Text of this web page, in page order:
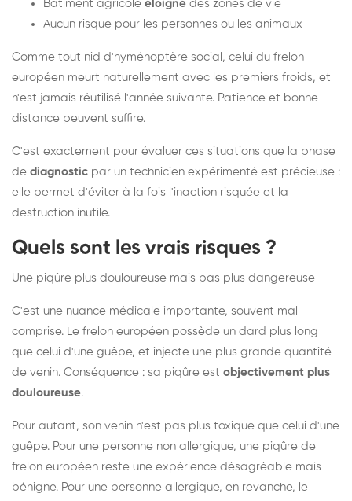
Bâtiment agricole éloigné des zones de vie
Aucun risque pour les personnes ou les animaux
Comme tout nid d'hyménoptère social, celui du frelon
européen meurt naturellement avec les premiers froids, et
n'est jamais réutilisé l'année suivante. Patience et bonne
distance peuvent suffire.
C'est exactement pour évaluer ces situations que la phase
de diagnostic par un technicien expérimenté est précieuse :
elle permet d'éviter à la fois l'inaction risquée et la
destruction inutile.
Quels sont les vrais risques ?
Une piqûre plus douloureuse mais pas plus dangereuse
C'est une nuance médicale importante, souvent mal
comprise. Le frelon européen possède un dard plus long
que celui d'une guêpe, et injecte une plus grande quantité
de venin. Conséquence : sa piqûre est objectivement plus
douloureuse.
Pour autant, son venin n'est pas plus toxique que celui d'une
guêpe. Pour une personne non allergique, une piqûre de
frelon européen reste une expérience désagréable mais
bénigne. Pour une personne allergique, en revanche, le